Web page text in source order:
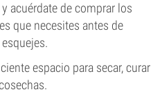
acuérdate de comprar los
que necesites antes de
espacio para secar, curar